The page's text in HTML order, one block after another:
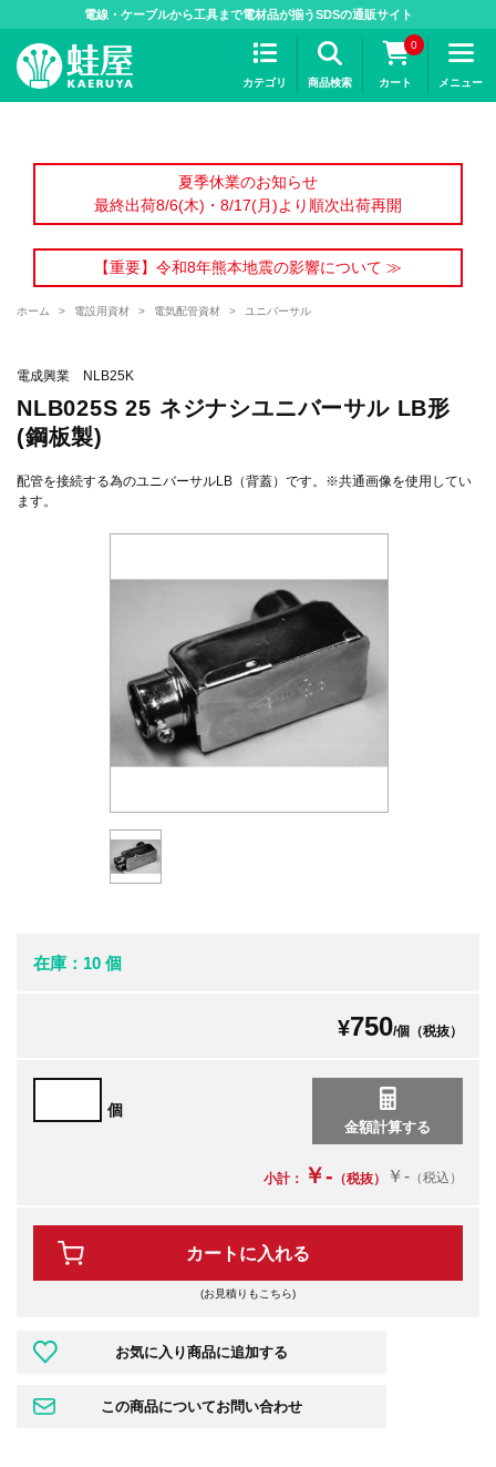
電線・ケーブルから工具まで電材品が揃うSDSの通販サイト
カテゴリ 商品検索
0
カート メニュー
夏季休業のお知らせ
最終出荷8/6(木)・8/17(月)より順次出荷再開
【重要】令和8年熊本地震の影響について ≫
ホーム > 電設用資材 > 電気配管資材 > ユニバーサル
電成興業 NLB25K
NLB025S 25 ネジナシユニバーサル LB形
(鋼板製)
配管を接続する為のユニバーサルLB（背蓋）です。※共通画像を使用してい
ます。
在庫：10 個
¥750/個（税抜）
個
小計： ￥- （税抜） ￥- （税込）
カートに入れる
(お見積りもこちら)